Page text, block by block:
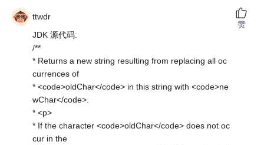
ttwdr
JDK 源代码:
/**
* Returns a new string resulting from replacing all oc
currences of
* <code>oldChar</code> in this string with <code>ne
wChar</code>.
* <p>
* If the character <code>oldChar</code> does not oc
cur in the
赞